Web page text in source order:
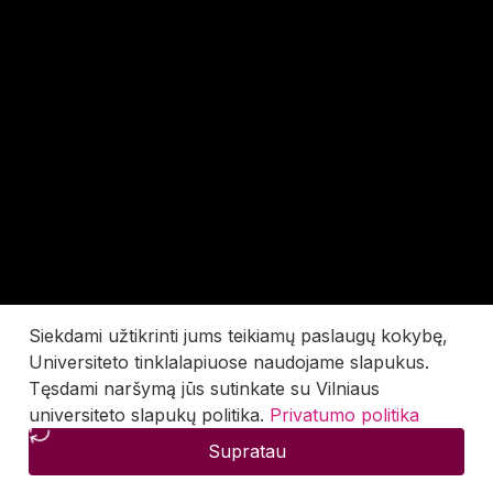
Siekdami užtikrinti jums teikiamų paslaugų kokybę,
Universiteto tinklalapiuose naudojame slapukus.
Tęsdami naršymą jūs sutinkate su Vilniaus
universiteto slapukų politika. Privatumo politika
Supratau